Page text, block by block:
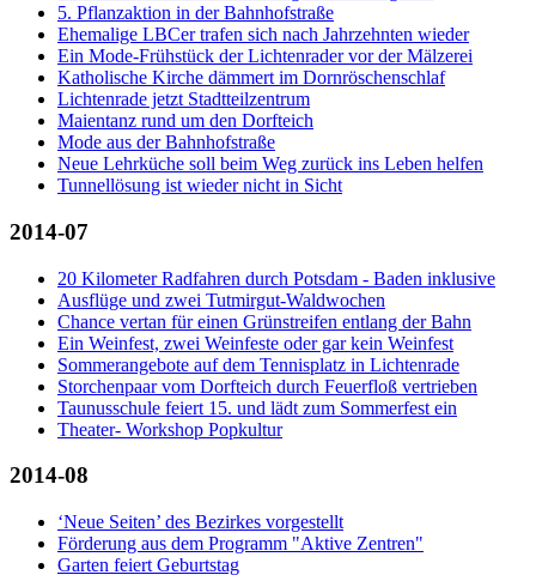
5. Pflanzaktion in der Bahnhofstraße
Ehemalige LBCer trafen sich nach Jahrzehnten wieder
Ein Mode-Frühstück der Lichtenrader vor der Mälzerei
Katholische Kirche dämmert im Dornröschenschlaf
Lichtenrade jetzt Stadtteilzentrum
Maientanz rund um den Dorfteich
Mode aus der Bahnhofstraße
Neue Lehrküche soll beim Weg zurück ins Leben helfen
Tunnellösung ist wieder nicht in Sicht
2014-07
20 Kilometer Radfahren durch Potsdam - Baden inklusive
Ausflüge und zwei Tutmirgut-Waldwochen
Chance vertan für einen Grünstreifen entlang der Bahn
Ein Weinfest, zwei Weinfeste oder gar kein Weinfest
Sommerangebote auf dem Tennisplatz in Lichtenrade
Storchenpaar vom Dorfteich durch Feuerfloß vertrieben
Taunusschule feiert 15. und lädt zum Sommerfest ein
Theater- Workshop Popkultur
2014-08
‘Neue Seiten’ des Bezirkes vorgestellt
Förderung aus dem Programm "Aktive Zentren"
Garten feiert Geburtstag